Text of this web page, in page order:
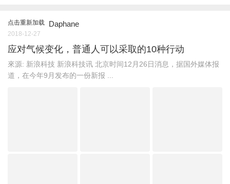
点击重新加载 Daphane
2018-12-27
应对气候变化，普通人可以采取的10种行动
來源: 新浪科技 新浪科技讯 北京时间12月26日消息，据国外媒体报
道，在今年9月发布的一份新报 ...